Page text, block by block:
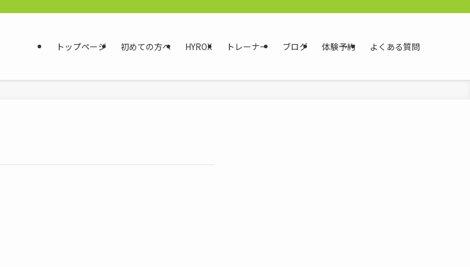
トップページ 初めての方へ HYROX トレーナー ブログ 体験予約 よくある質問